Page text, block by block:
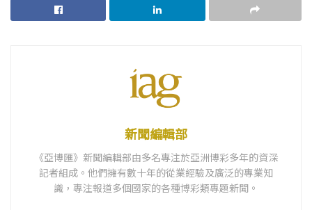
新聞編輯部
《亞博匯》新聞編輯部由多名專注於亞洲博彩多年的資深
記者組成。他們擁有數十年的從業經驗及廣泛的專業知
識，專注報道多個國家的各種博彩類專題新聞。